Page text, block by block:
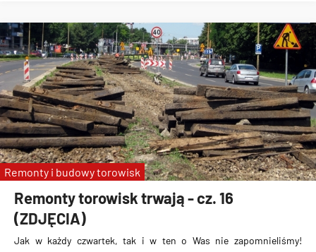
Remonty torowisk trwają - cz. 16
(ZDJĘCIA)
Jak w każdy czwartek, tak i w ten o Was nie zapomnieliśmy!
Remonty i budowy torowisk